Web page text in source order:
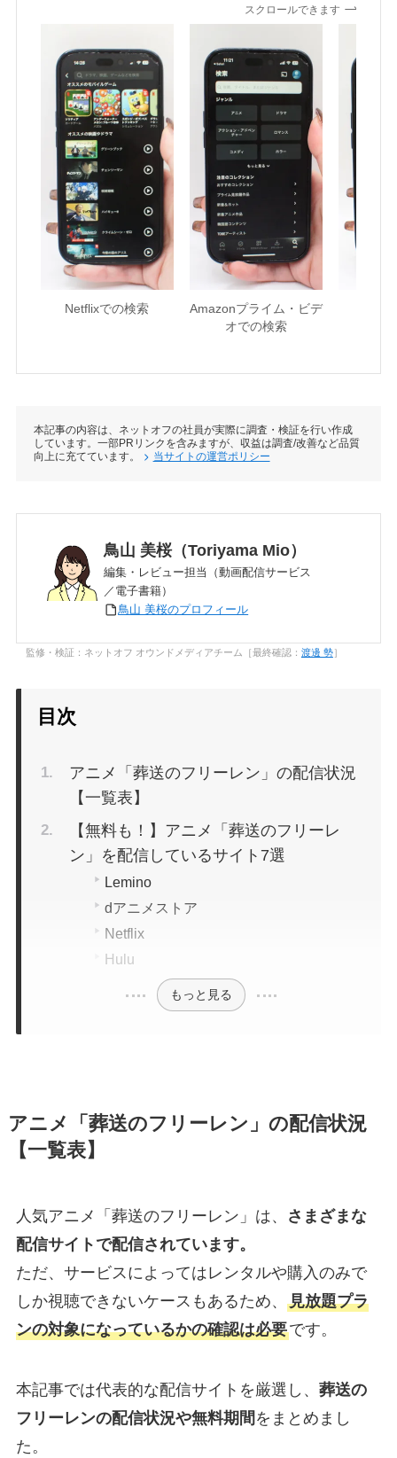
スクロールできます
Netflixでの検索
Amazonプライム・ビデ
オでの検索
本記事の内容は、ネットオフの社員が実際に調査・検証を行い作成
しています。一部PRリンクを含みますが、収益は調査/改善など品質
向上に充てています。
当サイトの運営ポリシー
鳥山 美桜（Toriyama Mio）
編集・レビュー担当（動画配信サービス
／電子書籍）
鳥山 美桜のプロフィール
監修・検証：ネットオフ オウンドメディアチーム［最終確認： 渡邊 勢］
目次
アニメ「葬送のフリーレン」の配信状況
【一覧表】
【無料も！】アニメ「葬送のフリーレ
ン」を配信しているサイト7選
Lemino
dアニメストア
Netflix
Hulu
もっと見る
アニメ「葬送のフリーレン」の配信状況
【一覧表】
人気アニメ「葬送のフリーレン」は、
さまざまな
配信サイトで配信されています。
ただ、サービスによってはレンタルや購入のみで
しか視聴できないケースもあるため、 見放題プラ
ンの対象になっているかの確認は必要です。
本記事では代表的な配信サイトを厳選し、 葬送の
フリーレンの配信状況や無料期間 をまとめまし
た。